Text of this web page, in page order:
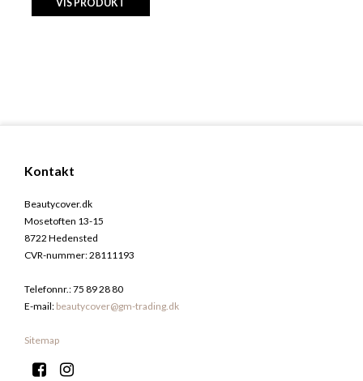
VIS PRODUKT
Kontakt
Beautycover.dk
Mosetoften 13-15
8722 Hedensted
CVR-nummer:28111193
Telefonnr.:75 89 28 80
E-mail: beautycover@gm-trading.dk
Sitemap